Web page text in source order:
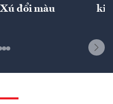
đổi màu